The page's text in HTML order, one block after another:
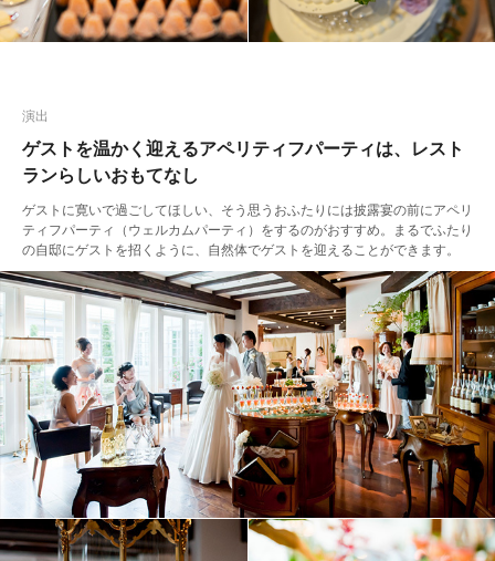
ゲストを温かく迎えるアペリティフパーティは、レスト
ランらしいおもてなし
ゲストに寛いで過ごしてほしい、そう思うおふたりには披露宴の前にアペリ
ティフパーティ（ウェルカムパーティ）をするのがおすすめ。まるでふたり
の自邸にゲストを招くように、自然体でゲストを迎えることができます。
演出